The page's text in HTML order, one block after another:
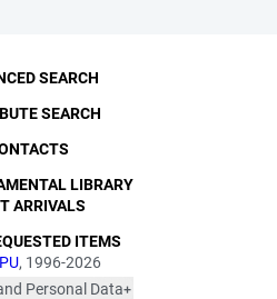
, 1996-2026
Personal Data
SEARCH
SEARCH
LIBRARY
ARRIVALS
ITEMS